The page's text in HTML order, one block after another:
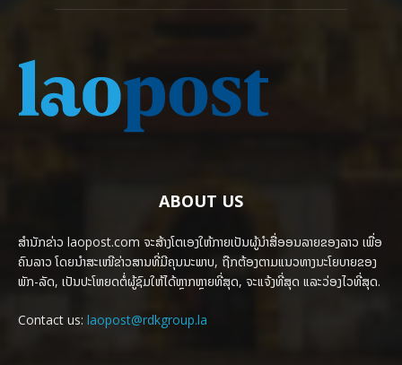
ABOUT US
ສຳນັກຂ່າວ laopost.com ຈະສ້າງໂຕເອງໃຫ້ກາຍເປັນຜູ້ນຳສື່ອອນລາຍຂອງລາວ ເພື່ອ
ຄົນລາວ ໂດຍນຳສະເໜີຂ່າວສານທີ່ມີຄຸນນະພາບ, ຖືກຕ້ອງຕາມແນວທາງນະໂຍບາຍຂອງ
ພັກ-ລັດ, ເປັນປະໂຫຍດຕໍ່ຜູ້ຊົມໃຫ້ໄດ້ຫຼາກຫຼາຍທີ່ສຸດ, ຈະແຈ້ງທີ່ສຸດ ແລະວ່ອງໄວທີ່ສຸດ.
Contact us: laopost@rdkgroup.la